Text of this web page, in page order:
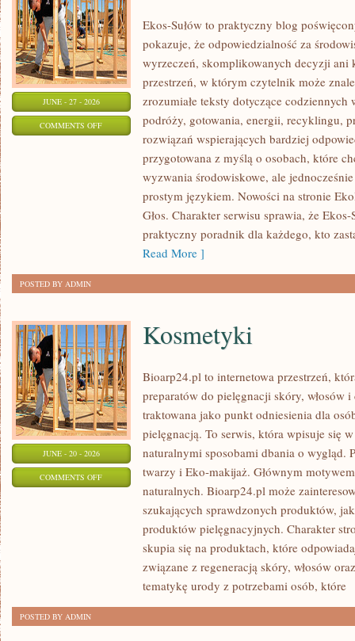
JUNE - 27 - 2026
COMMENTS OFFON
TECHNOLOGIE
Ekos-Sułów to praktyczny blog
pokazuje, że odpowiedzialność za
wyrzeczeń, skomplikowanych decyzji ani
przestrzeń, w którym czytelnik może
zrozumiałe teksty dotyczące
podróży, gotowania, energii, recyklingu,
rozwiązań wspierających bardziej
przygotowana z myślą o osobach, które
wyzwania środowiskowe, ale
prostym językiem. Nowości na stronie
Głos. Charakter serwisu sprawia, że
praktyczny poradnik dla każdego, kto
Read More ]
POSTED BY ADMIN
JUNE - 20 - 2026
COMMENTS OFFON
KOSMETYKI
Kosmetyki
Bioarp24.pl to internetowa przestrzeń,
preparatów do pielęgnacji skóry, włosów i
traktowana jako punkt odniesienia dla
pielęgnacją. To serwis, która wpisuje się
naturalnymi sposobami dbania o wygląd.
twarzy i Eko-makijaż. Głównym
naturalnych. Bioarp24.pl może
szukających sprawdzonych produktów,
produktów pielęgnacyjnych. Charakter
skupia się na produktach, które
związane z regeneracją skóry, włosów
tematykę urody z potrzebami osób, które
POSTED BY ADMIN